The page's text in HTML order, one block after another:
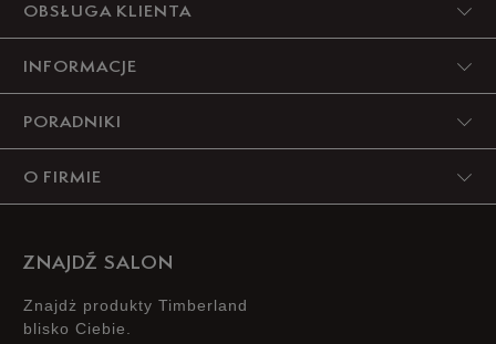
5
4
3
2
OBSŁUGA KLIENTA
INFORMACJE
PORADNIKI
O FIRMIE
ZNAJDŹ SALON
Znajdż produkty Timberland
blisko Ciebie.